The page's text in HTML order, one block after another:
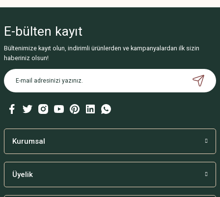
E-bülten kayıt
Bültenimize kayıt olun, indirimli ürünlerden ve kampanyalardan ilk sizin
haberiniz olsun!
Kurumsal
Üyelik